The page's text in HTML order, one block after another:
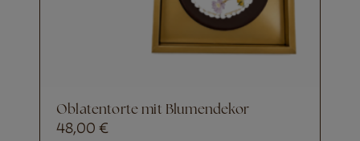
Oblatentorte mit Blumendekor
48,00€